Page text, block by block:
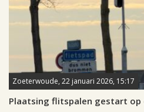
Zoeterwoude, 22 januari 2026, 15:17
Plaatsing flitspalen gestart op